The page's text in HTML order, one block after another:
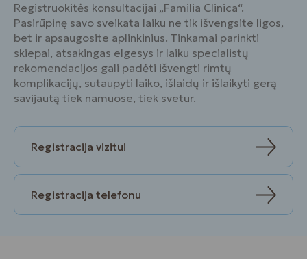
Registruokitės konsultacijai „Familia Clinica“.
Pasirūpinę savo sveikata laiku ne tik išvengsite ligos,
bet ir apsaugosite aplinkinius. Tinkamai parinkti
skiepai, atsakingas elgesys ir laiku specialistų
rekomendacijos gali padėti išvengti rimtų
komplikacijų, sutaupyti laiko, išlaidų ir išlaikyti gerą
savijautą tiek namuose, tiek svetur.
Registracija vizitui
Registracija telefonu